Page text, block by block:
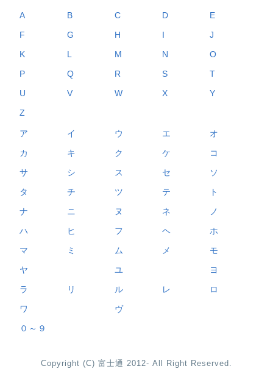
A B C D
E
F
G H I
J
K
L M N
O
P
Q R S
T
U
V W X
Y
Z
ア イ ウ エ
オ
カ
キ ク ケ
コ
サ
シ ス セ
ソ
タ
チ ツ テ
ト
ナ
ニ ヌ ネ
ノ
ハ
ヒ フ ヘ
ホ
マ
ミ ム メ
モ
ヤ
ユ
ヨ
ラ
リ ル レ
ロ
ワ
ヴ
０～９
Copyright (C) 富士通 2012- All Right Reserved.